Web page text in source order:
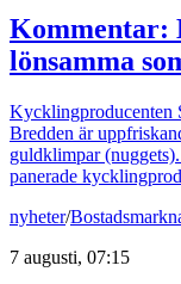
Kommentar:
lönsamma
Kycklingproducenten
Bredden är
guldklimpar
panerade
nyheter/
7 augusti, 07:15